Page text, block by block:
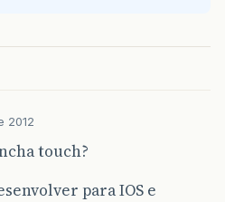
2012
touch?
para IOS e